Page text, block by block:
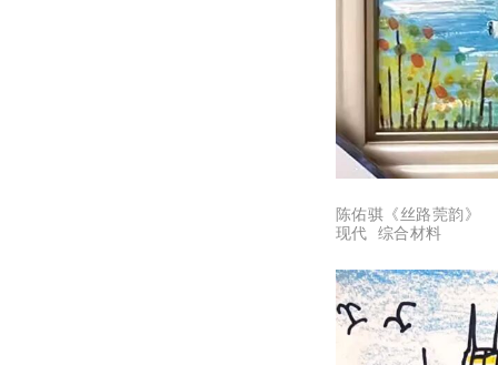
陈佑骐《丝路莞韵》
现代 综合材料